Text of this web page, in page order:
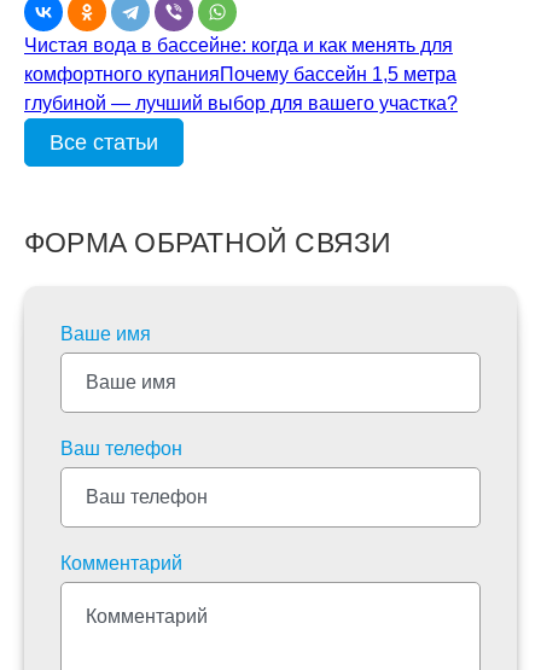
Чистая вода в бассейне: когда и как менять для
комфортного купанияПочему бассейн 1,5 метра
глубиной — лучший выбор для вашего участка?
Все статьи
ФОРМА ОБРАТНОЙ СВЯЗИ
Ваше имя
Ваш телефон
Комментарий